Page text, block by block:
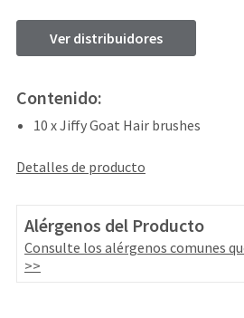
Ver distribuidores
Contenido:
10 x Jiffy Goat Hair brushes
Detalles de producto
Alérgenos del Producto
Consulte los alérgenos comunes
>>